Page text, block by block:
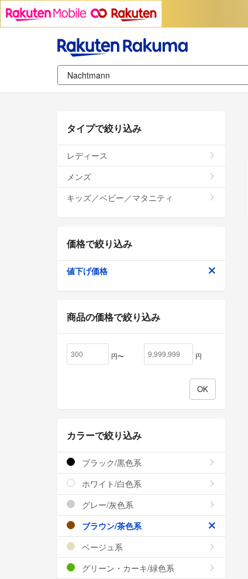
タイプで絞り込み
レディース
メンズ
キッズ／ベビー／マタニティ
価格で絞り込み
値下げ価格
商品の価格で絞り込み
円〜 円
カラーで絞り込み
ブラック/黒色系
ホワイト/白色系
グレー/灰色系
ブラウン/茶色系
ベージュ系
グリーン・カーキ/緑色系